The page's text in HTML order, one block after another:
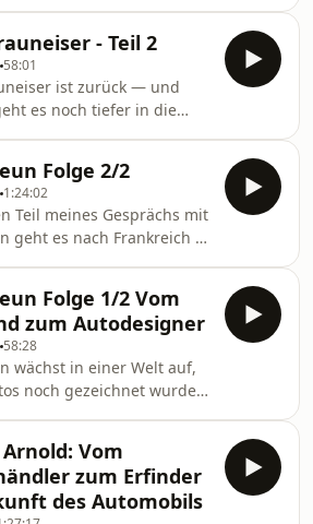
in Affalterbach, in
von Hand
wurden – ohne eigene
ohne
und oft mit
pragmatischen
dieser ersten Folge
langjährige AMG-
und spätere Geschä
- Teil 2
58:01
ist zurück — und
es noch tiefer in die
Escorts und Capris
schnell waren.Gerd erklärt,
allein der Motor
war, sondern das
Drehmoment,
Fahrwerk und
Dazu erzählt er von
Folge 2/2
1:24:02
Teil meines Gesprächs mit
geht es nach Frankreich –
folgt er Patrick Le
Paris und wird Teil
die sich
sortiert.Renault ist für
Hinsicht vertraut
zugleich: einerseits ein
Engineering geprägter
eine Mark
Folge 1/2 Vom
zum Autodesigner
58:28
wächst in einer Welt auf,
noch gezeichnet wurden.
und Hersteller – mit
Zeichnungen,
und
Vom
zum Erfinder
des Automobils